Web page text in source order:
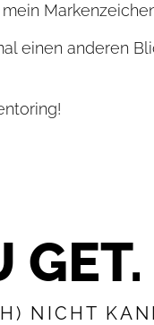
einen anderen
GET.
NICHT